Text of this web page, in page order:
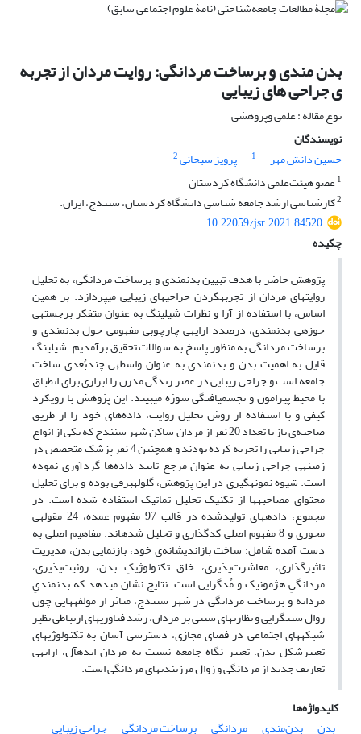
بدن مندی و برساخت مردانگی: روایت مردان از تجربه
ی جراحی های زیبایی
نوع مقاله : علمی وپزوهشی
نویسندگان
حسین دانش مهر
1 پرویز سبحانی2
1عضو هیئت‌علمی دانشگاه کردستان
2کارشناسی ارشد جامعه شناسی دانشگاه کردستان، سنندج، ایران.
10.22059/jsr.2021.84520
چکیده
پژوهش حاضر با هدف تبیین بدن­مندی و برساخت مردانگی، به تحلیل
روایت­های مردان از تجربه­کردن جراحی­های زیبایی می­پردازد. بر همین
اساس، با استفاده از آرا و نظرات شیلینگ به عنوان متفکر برجسته­ی
حوزه­ی بدن­مندی، درصدد ارایه­ی چارچوبی مفهومی حول بدن­مندی و
برساخت مردانگی به منظور پاسخ به سوالات تحقیق برآمدیم. شیلینگ
قایل به اهمیت بدن و بدن­مندی به عنوان واسطه­ی چندبُعدی ساخت
جامعه است و جراحی زیبایی در عصر زندگی مدرن را ابزاری برای انطباق
با محیط پیرامون و تجسم­یافتگی سوژه می­بیند. این پژوهش با رویکرد
کیفی و با استفاده از روش تحلیل روایت، داده‌های خود را از طریق
صاحبه‌ی باز با تعداد 20 نفر از مردان ساکن شهر سنندج که یکی از انواع
جراحی زیبایی را تجربه کرده بودند و همچنین 4 نفر پزشک متخصص در
زمینه­ی جراحی زیبایی به عنوان مرجع تایید داده‌ها گردآوری نموده
است. شیوه نمونه­گیری در این پژوهش، گلوله­برفی بوده و برای تحلیل
محتوای مصاحبه­ها از تکنیک تحلیل تماتیک استفاده شده است. در
مجموع، داده­های تولیدشده در قالب 97 مفهوم عمده، 24 مقوله­ی
محوری و 8 مفهوم اصلی کدگذاری و تحلیل شده­اند. مفاهیم اصلی به
دست آمده شامل: ساخت بازاندیشانه‌ی خود، بازنمایی بدن، مدیریت
تاثیرگذاری، معاشرت‌پذیری، خلق تکنولوژیکِ بدن، روئیت‌پذیری،
مردانگیِ هژمونیک و مُدگرایی است. نتایج نشان می­دهد که بدن­مندیِ
مردانه و برساخت مردانگی در شهر سنندج، متاثر از مولفه­هایی چون
زوال سنت­گرایی و نظارت­های سنتی بر مردان، رشد فناوری­های ارتباطی نظیر
شبکه­های اجتماعی در فضای مجازی، دسترسی آسان به تکنولوژی­های
تغییرشکل بدن، تغییر نگاه جامعه نسبت به مردان ایده­آل، ارایه­ی
تعاریف جدید از مردانگی و زوال مرزبندی­های مردانگی است.
کلیدواژه‌ها
بدن
بدن‌مندی مردانگی برساخت مردانگی جراحی زیبایی